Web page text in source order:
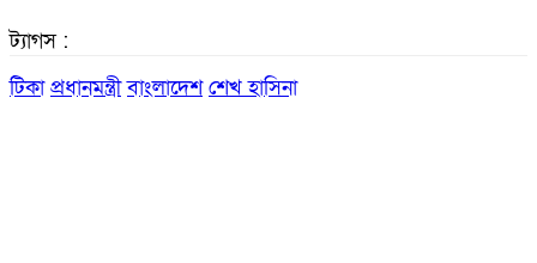
ট্যাগস :
টিকা প্রধানমন্ত্রী বাংলাদেশ শেখ হাসিনা